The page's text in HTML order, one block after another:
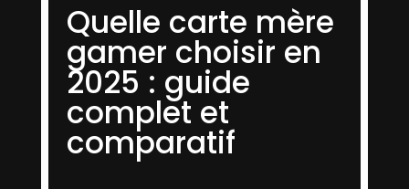
Quelle carte mère
gamer choisir en
2025 : guide
complet et
comparatif